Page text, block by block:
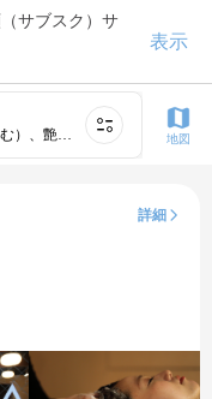
サブスク）サ
表示
地図
詳細